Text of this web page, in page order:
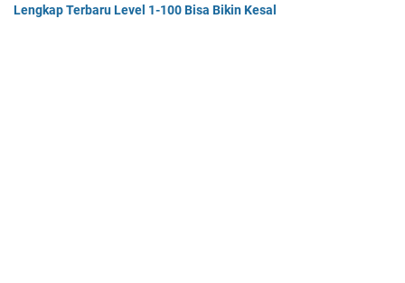
Lengkap Terbaru Level 1-100 Bisa Bikin Kesal